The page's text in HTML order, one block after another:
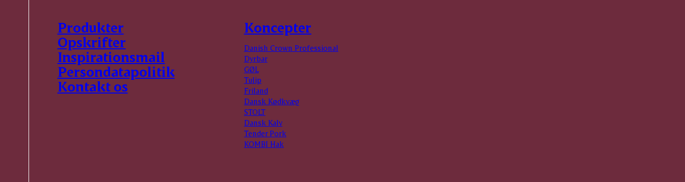
Koncepter
Danish Crown Professional
Dyrbar
GØL
Tulip
Friland
Dansk Kødkvæg
STOLT
Dansk Kalv
Tender Pork
KOMBI Hak
Produkter
Opskrifter
Inspirationsmail
Persondatapolitik
Kontakt os